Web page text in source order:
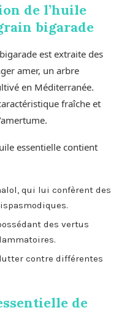
de l’huile
bigarade
est extraite des
amer, un arbre
en Méditerranée.
fraîche et
essentielle contient
qui lui confèrent des
des vertus
contre différentes
de